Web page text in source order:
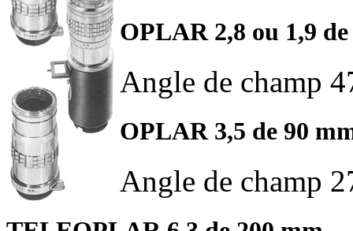
OPLAR 2,8 ou 1,9
Angle de champ
OPLAR 3,5 de 90
Angle de champ